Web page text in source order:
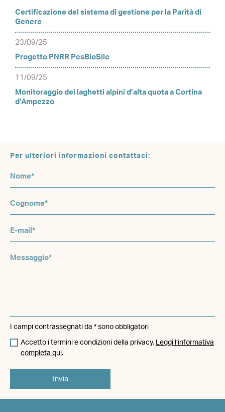
Certificazione del sistema di gestione per la Parità di
Genere
23/09/25
Progetto PNRR PesBioSile
11/09/25
Monitoraggio dei laghetti alpini d’alta quota a Cortina
d’Ampezzo
Per ulteriori informazioni contattaci:
I campi contrassegnati da * sono obbligatori
Accetto i termini e condizioni della privacy.
Leggi l’informativa
completa qui.